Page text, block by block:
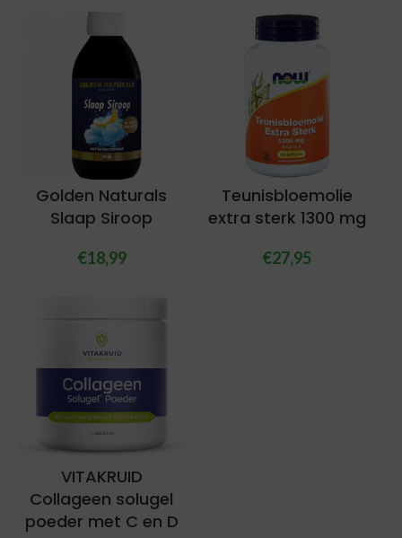
Golden Naturals
Slaap Siroop
€18,99
Teunisbloemolie
extra sterk 1300 mg
€27,95
VITAKRUID
Collageen solugel
poeder met C en D